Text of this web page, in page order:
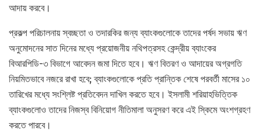
আদায় করবে।
প্রকল্প পরিচালনায় স্বচ্ছতা ও তদারকির জন্য ব্যাংকগুলোকে তাদের পর্ষদ সভায় ঋণ
অনুমোদনের সাত দিনের মধ্যে প্রয়োজনীয় নথিপত্রসহ কেন্দ্রীয় ব্যাংকের
বিআরপিডি-৩ বিভাগে আবেদন জমা দিতে হবে। ঋণ বিতরণ ও আদায়ের অগ্রগতি
নিয়মিতভাবে নজরে রাখা হবে; ব্যাংকগুলোকে প্রতি প্রান্তিক শেষে পরবর্তী মাসের ১০
তারিখের মধ্যে সংশ্লিষ্ট প্রতিবেদন দাখিল করতে হবে। ইসলামী শরিয়াহভিত্তিক
ব্যাংকগুলোও তাদের নিজস্ব বিনিয়োগ নীতিমালা অনুসরণ করে এই স্কিমে অংশগ্রহণ
করতে পারবে।